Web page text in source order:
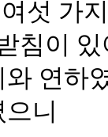
섯 가
침이
연하
니